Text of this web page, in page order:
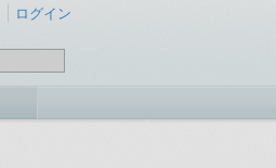
ログイン